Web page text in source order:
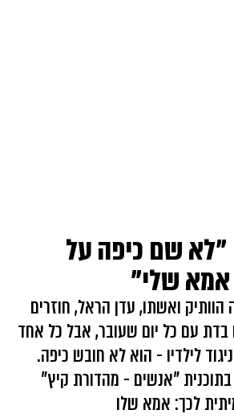
"לא שם כיפה על
שלי"
ואשתו, עדן הראל, חוזרים
עם כל יום שעובר, אבל כל אחד
לילדיו - הוא לא חובש כיפה.
בתוכנית "אנשים - מהדורת קיץ"
לכך: אמא שלו